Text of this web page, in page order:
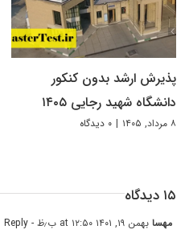
پذیرش ارشد بدون کنکور
دانشگاه شهید رجایی ۱۴۰۵
۸ مرداد, ۱۴۰۵ | ۰ دیدگاه
۱۵ دیدگاه
مهسابهمن ۱۹, ۱۴۰۱ at ۱۲:۵۰ ب٫ظ - Reply